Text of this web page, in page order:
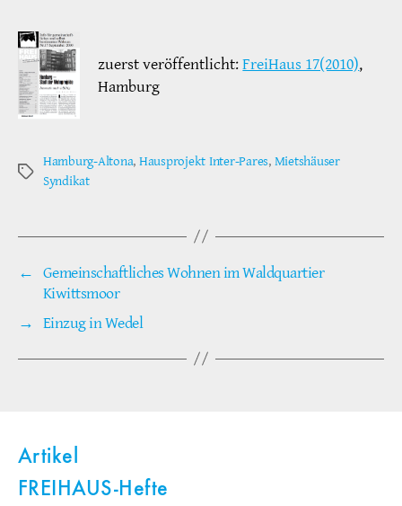
zuerst veröffentlicht:FreiHaus 17(2010),
Hamburg
Schlagwörter
Hamburg-Altona, Hausprojekt Inter-Pares, Mietshäuser
Syndikat
← Gemeinschaftliches Wohnen im Waldquartier
Kiwittsmoor
→ Einzug in Wedel
Artikel
FREIHAUS-Hefte